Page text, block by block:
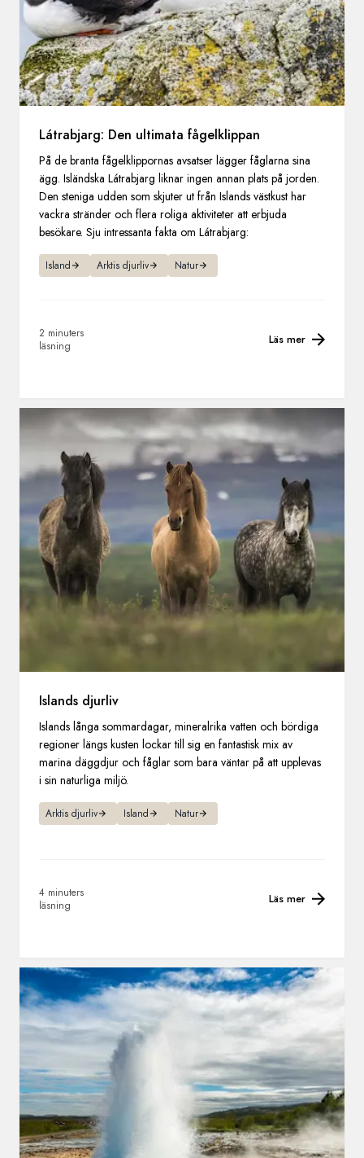
Látrabjarg: Den ultimata fågelklippan
På de branta fågelklippornas avsatser lägger fåglarna sina
ägg. Isländska Látrabjarg liknar ingen annan plats på jorden.
Den steniga udden som skjuter ut från Islands västkust har
vackra stränder och flera roliga aktiviteter att erbjuda
besökare. Sju intressanta fakta om Látrabjarg:
Island Arktis djurliv Natur
2 minuters
läsning
Läs mer
Islands djurliv
Islands långa sommardagar, mineralrika vatten och bördiga
regioner längs kusten lockar till sig en fantastisk mix av
marina däggdjur och fåglar som bara väntar på att upplevas
i sin naturliga miljö.
Arktis djurliv Island Natur
4 minuters
läsning
Läs mer